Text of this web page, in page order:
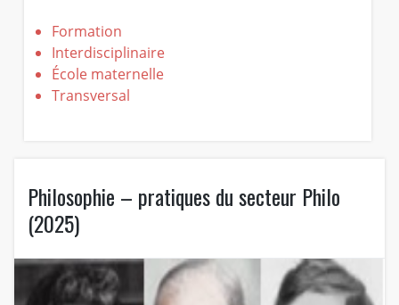
Formation
Interdisciplinaire
École maternelle
Transversal
Philosophie – pratiques du secteur Philo
(2025)